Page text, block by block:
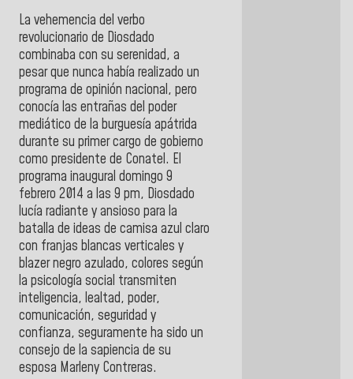
La vehemencia del verbo
revolucionario de Diosdado
combinaba con su serenidad, a
pesar que nunca había realizado un
programa de opinión nacional, pero
conocía las entrañas del poder
mediático de la burguesía apátrida
durante su primer cargo de gobierno
como presidente de Conatel. El
programa inaugural domingo 9
febrero 2014 a las 9 pm, Diosdado
lucía radiante y ansioso para la
batalla de ideas de camisa azul claro
con franjas blancas verticales y
blazer negro azulado, colores según
la psicología social transmiten
inteligencia, lealtad, poder,
comunicación, seguridad y
confianza, seguramente ha sido un
consejo de la sapiencia de su
esposa Marleny Contreras.